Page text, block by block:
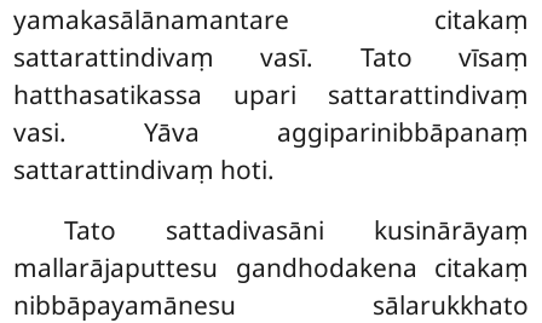
yamakasālānamantare citakaṃ
sattarattindivaṃ vasī. Tato vīsaṃ
hatthasatikassa upari sattarattindivaṃ
vasi. Yāva aggiparinibbāpanaṃ
sattarattindivaṃ hoti.
Tato sattadivasāni kusinārāyaṃ
mallarājaputtesu gandhodakena citakaṃ
nibbāpayamānesu sālarukkhato